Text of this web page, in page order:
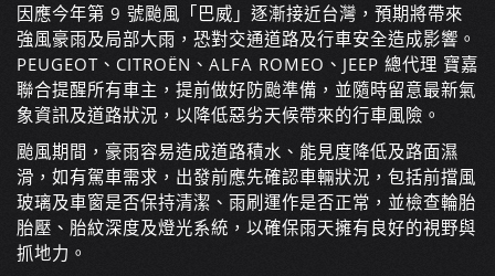
因應今年第 9 號颱風「巴威」逐漸接近台灣，預期將帶來
強風豪雨及局部大雨，恐對交通道路及行車安全造成影響。
PEUGEOT、CITROËN、ALFA ROMEO、JEEP 總代理 寶嘉
聯合提醒所有車主，提前做好防颱準備，並隨時留意最新氣
象資訊及道路狀況，以降低惡劣天候帶來的行車風險。
颱風期間，豪雨容易造成道路積水、能見度降低及路面濕
滑，如有駕車需求，出發前應先確認車輛狀況，包括前擋風
玻璃及車窗是否保持清潔、雨刷運作是否正常，並檢查輪胎
胎壓、胎紋深度及燈光系統，以確保雨天擁有良好的視野與
抓地力。